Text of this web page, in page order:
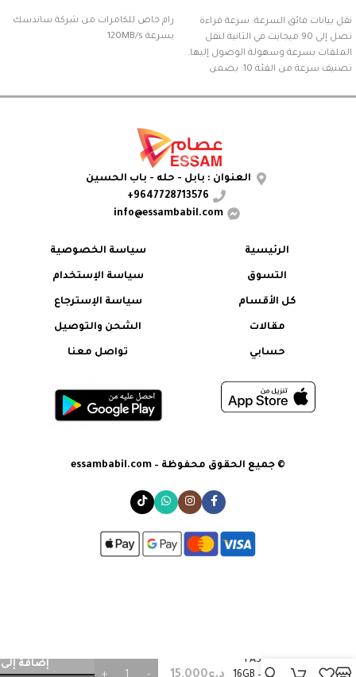
نقل بيانات فائق السرعة: سرعة قراءة
تصل إلى 90 ميجابت في الثانية لنقل
الملفات بسرعة وسهولة الوصول إليها.
تصنيف سرعة من الفئة 10: يضمن
بسلاسة تامة دون أي تأخير. توافق واسع:
الأجهزة التي تدعم بطاقات SDHC.
تصميم متين: مصمم لتحمل الصدمات
والماء وتغيرات درجات الحرارة لضمان
رام خاص للكامرات من شركة ساندسك
بسرعة 120MB/s
العنوان : بابل - حله - باب الحسين
9647728713576+
info@essambabil.com
الرئيسية
التسوق
كل الأقسام
مقالات
حسابي
سياسة الخصوصية
سياسة الإستخدام
سياسة الإسترجاع
الشحن والتوصيل
تواصل معنا
© جميع الحقوق محفوظة – essambabil.com
FASTER Card
إضافة